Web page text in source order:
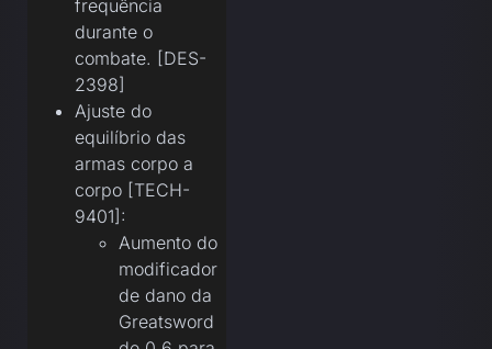
frequência
durante o
combate. [DES-
2398]
Ajuste do
equilíbrio das
armas corpo a
corpo [TECH-
9401]:
Aumento do
modificador
de dano da
Greatsword